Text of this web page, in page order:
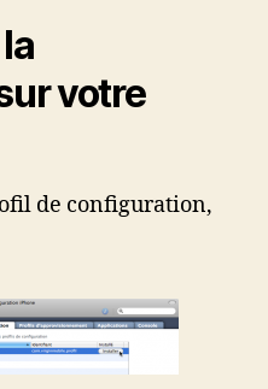
votre
de configuration,